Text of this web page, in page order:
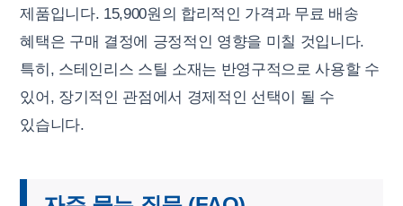
제품입니다. 15,900원의 합리적인 가격과 무료 배송
혜택은 구매 결정에 긍정적인 영향을 미칠 것입니다.
특히, 스테인리스 스틸 소재는 반영구적으로 사용할 수
있어, 장기적인 관점에서 경제적인 선택이 될 수
있습니다.